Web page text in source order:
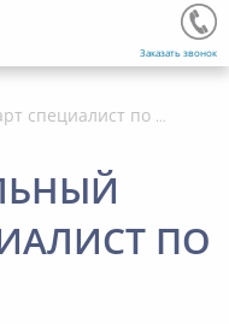
Заказать звонок
Профессиональный стандарт специалист по пожарной профилактике: приказ Минтруда РФ № 696Н от 11.10.2021
ПО